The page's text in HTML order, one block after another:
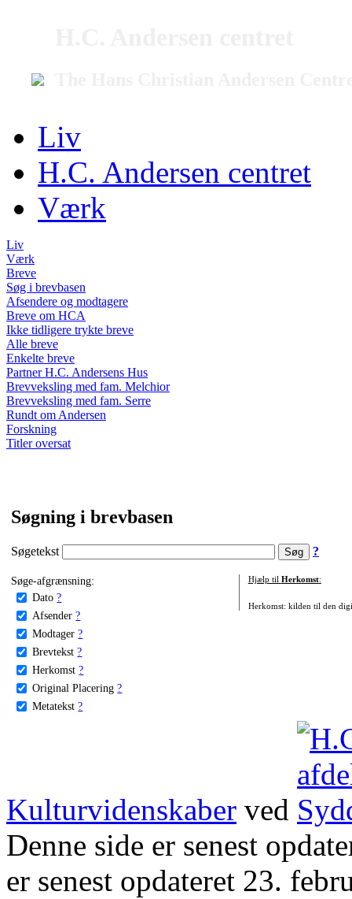
Liv
H.C. Andersen centret
Værk
Liv
Værk
Breve
Søg i brevbasen
Afsendere og modtagere
Breve om HCA
Ikke tidligere trykte breve
Alle breve
Enkelte breve
Partner H.C. Andersens Hus
Brevveksling med fam. Melchior
Brevveksling med fam. Serre
Rundt om Andersen
Forskning
Titler oversat
Søgning i brevbasen
Søgetekst ?
Søge-afgrænsning:
Dato ?
Afsender ?
Modtager ?
Brevtekst ?
Herkomst ?
Original Placering ?
Metatekst ?
Hjælp til Herkomst:
Herkomst: kilden til den
Kulturvidenskaber ved
Denne side er senest
er senest opdateret 23.